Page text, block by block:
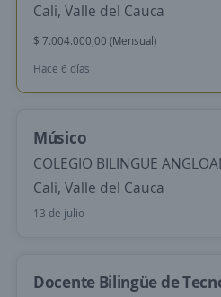
Cali, Valle del Cauca
$ 7.004.000,00 (Mensual)
Hace 6 días
Músico
COLEGIO BILINGUE
Cali, Valle del Cauca
13 de julio
Docente Bilingüe de